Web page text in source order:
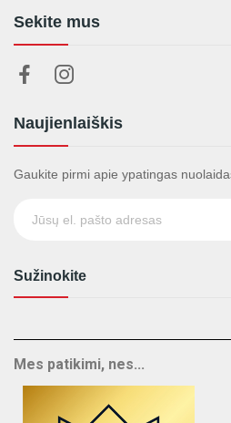
Sekite mus
Naujienlaiškis
Gaukite pirmi apie ypatingas
Sužinokite
Mes patikimi, nes...